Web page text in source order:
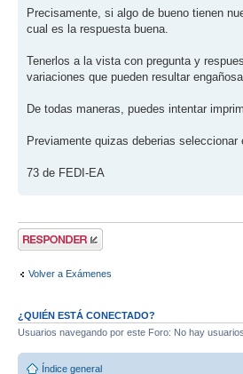
Precisamente, si algo de bueno tienen
cual es la respuesta buena.
Tenerlos a la vista con pregunta y
variaciones que pueden resultar
De todas maneras, puedes intentar
Previamente quizas deberias seleccionar
73 de FEDI-EA
Publicar una
respuesta
Volver a Exámenes
¿QUIÉN ESTÁ CONECTADO?
Usuarios navegando por este Foro: No hay
Índice general